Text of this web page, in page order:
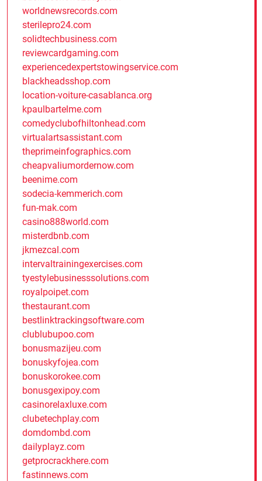
worldnewsrecords.com
sterilepro24.com
solidtechbusiness.com
reviewcardgaming.com
experiencedexpertstowingservice.com
blackheadsshop.com
location-voiture-casablanca.org
kpaulbartelme.com
comedyclubofhiltonhead.com
virtualartsassistant.com
theprimeinfographics.com
cheapvaliumordernow.com
beenime.com
sodecia-kemmerich.com
fun-mak.com
casino888world.com
misterdbnb.com
jkmezcal.com
intervaltrainingexercises.com
tyestylebusinesssolutions.com
royalpoipet.com
thestaurant.com
bestlinktrackingsoftware.com
clublubupoo.com
bonusmazijeu.com
bonuskyfojea.com
bonuskorokee.com
bonusgexipoy.com
casinorelaxluxe.com
clubetechplay.com
domdombd.com
dailyplayz.com
getprocrackhere.com
fastinnews.com